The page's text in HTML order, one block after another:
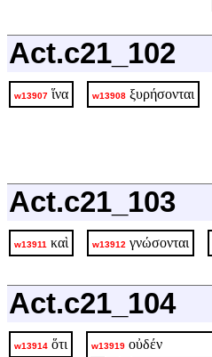
Act.c21_102
w13907 ἵνα w13908 ξυρήσονται
Act.c21_103
w13911 καὶ w13912 γνώσονται
Act.c21_104
w13914 ὅτι w13919 οὐδέν